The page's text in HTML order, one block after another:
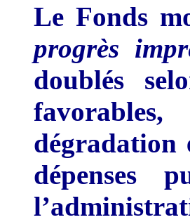
Le Fonds
progrès
doublés
dégradation
dépenses